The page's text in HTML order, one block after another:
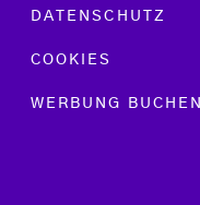
DATENSCHUTZ
COOKIES
WERBUNG BUCHEN